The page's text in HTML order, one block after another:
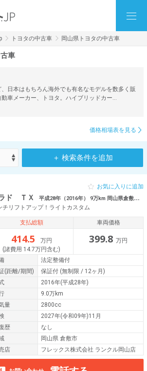
トヨタの中古車 岡山県トヨタの中古車
車
日本はもちろん海外でも有名なモデルを数多く販
車メーカー、トヨタ。ハイブリッドカー…
価格相場表を見る
＋ 検索条件を追加
ド ＴＸ 平成28年（2016年） 9万km 岡山県倉敷市 【厳選仕入】アライメント済み
チリフトアップ！ライトカスタム
お気に入りに追加
支払総額
414.5
万円
(諸費用 14.7万円含む)
車両価格
399.8 万円
法定整備付
(距離/期間) 保証付 (無制限 / 12ヶ月)
2016年(平成28年)
9.0万km
量
2800cc
2027年(令和09年)11月
歴
なし
岡山県 倉敷市
店
フレックス株式会社 ランクル岡山店